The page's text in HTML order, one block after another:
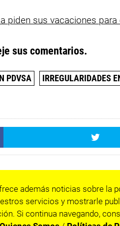
piden sus vacaciones
sus comentarios.
PDVSA
IRREGULARIDADES
además noticias sobre la
servicios y mostrarle
Si continua navegando,